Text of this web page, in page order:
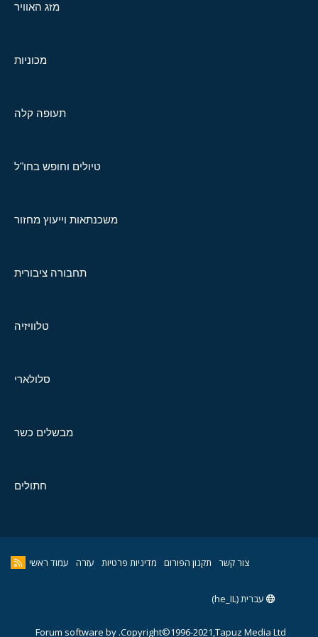
מזג האוויר
מכוניות
תעופה קלה
טיולים וחופש בחו"ל
משכנתאות וייעוץ מחזור
תחבורה ציבורית
טלוויזיה
סלולארי
מבשלים כשר
חתולים
צור קשר תקנון הפורום מדיניות פרטיות עזרה עמוד ראשי
עברית (he_IL)
Copyright©1996-2021,Tapuz Media Ltd.
Forum software by